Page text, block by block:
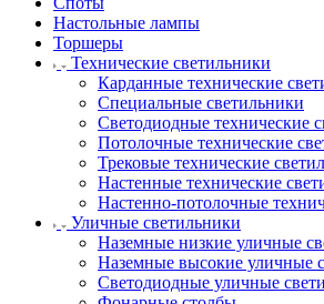
Настольные лампы
Торшеры
Технические светильники
Карданные технические
Специальные светильники
Светодиодные технические
Потолочные технические
Трековые технические
Настенные технические
Настенно-потолочные
Уличные светильники
Наземные низкие уличные
Наземные высокие уличные
Светодиодные уличные